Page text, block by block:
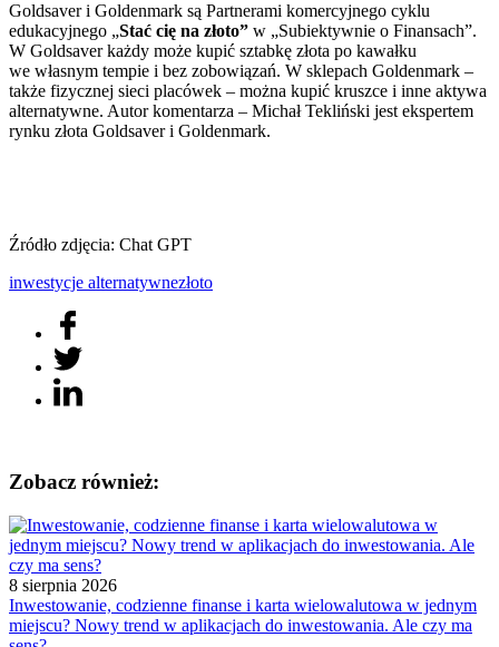
Goldsaver i Goldenmark są Partnerami komercyjnego cyklu
edukacyjnego „Stać cię na złoto” w „Subiektywnie o Finansach”.
W Goldsaver każdy może kupić sztabkę złota po kawałku
we własnym tempie i bez zobowiązań. W sklepach Goldenmark –
także fizycznej sieci placówek – można kupić kruszce i inne aktywa
alternatywne. Autor komentarza – Michał Tekliński jest ekspertem
rynku złota Goldsaver i Goldenmark.
Źródło zdjęcia: Chat GPT
inwestycje alternatywnezłoto
Zobacz również:
8 sierpnia 2026
Inwestowanie, codzienne finanse i karta wielowalutowa w jednym
miejscu? Nowy trend w aplikacjach do inwestowania. Ale czy ma